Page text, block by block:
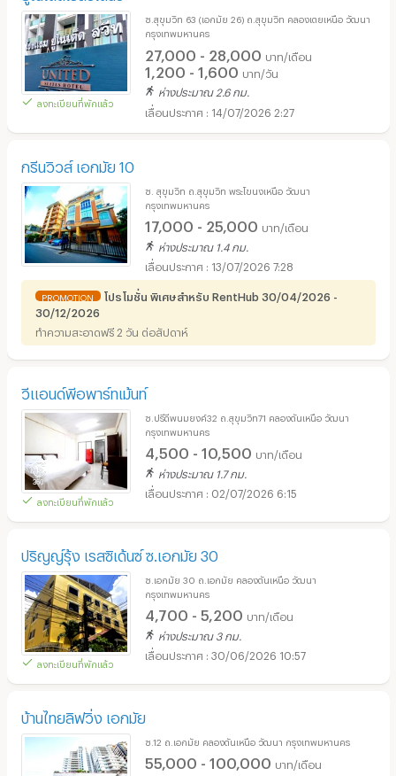
ลงทะเบียนที่พักแล้ว
ซ.สุขุมวิท 63 (เอกมัย 26) ถ.สุขุมวิท คลองเตยเหนือ วัฒนา
กรุงเทพมหานคร
27,000 - 28,000 บาท/เดือน
1,200 - 1,600 บาท/วัน
ห่างประมาณ 2.6 กม.
14/07/2026 2:27
กรีนวิวส์ เอกมัย 10
ซ. สุขุมวิท ถ.สุขุมวิท พระโขนงเหนือ วัฒนา
กรุงเทพมหานคร
17,000 - 25,000 บาท/เดือน
ห่างประมาณ 1.4 กม.
13/07/2026 7:28
PROMOTION
โปรโมชั่น พิเศษสำหรับ RentHub 30/04/2026 -
30/12/2026
ทำความสะอาดฟรี 2 วัน ต่อสัปดาห์
วีแอนด์พีอพาร์ทเม้นท์
ลงทะเบียนที่พักแล้ว
ซ.ปรีดีพนมยงค์32 ถ.สุขุมวิท71 คลองตันเหนือ วัฒนา
กรุงเทพมหานคร
4,500 - 10,500 บาท/เดือน
ห่างประมาณ 1.7 กม.
02/07/2026 6:15
ปริญญ์รุ้ง เรสซิเด้นซ์ ซ.เอกมัย 30
ลงทะเบียนที่พักแล้ว
ซ.เอกมัย 30 ถ.เอกมัย คลองตันเหนือ วัฒนา
กรุงเทพมหานคร
4,700 - 5,200 บาท/เดือน
ห่างประมาณ 3 กม.
30/06/2026 10:57
บ้านไทยลิฟวิ่ง เอกมัย
ซ.12 ถ.เอกมัย คลองตันเหนือ วัฒนา กรุงเทพมหานคร
55,000 - 100,000 บาท/เดือน